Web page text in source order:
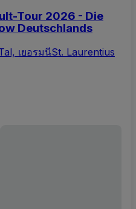
Tour 2026 - Die
Deutschlands
เยอรมนีSt. Laurentius